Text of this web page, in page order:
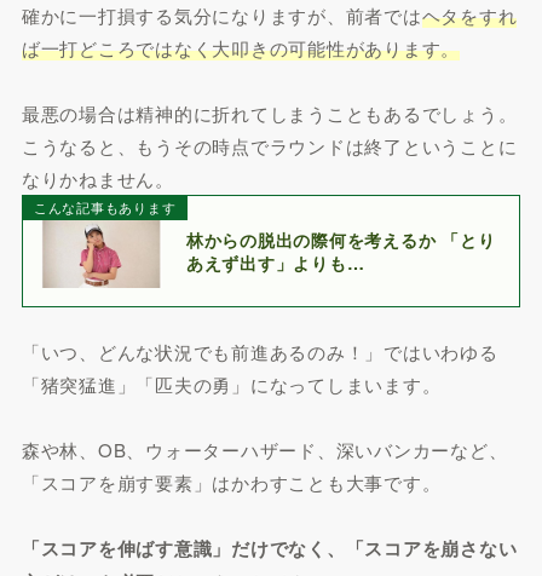
確かに一打損する気分になりますが、前者ではヘタをすれ
ば一打どころではなく大叩きの可能性があります。
最悪の場合は精神的に折れてしまうこともあるでしょう。
こうなると、もうその時点でラウンドは終了ということに
なりかねません。
こんな記事もあります
林からの脱出の際何を考えるか 「とり
あえず出す」よりも…
「いつ、どんな状況でも前進あるのみ！」ではいわゆる
「猪突猛進」「匹夫の勇」になってしまいます。
森や林、OB、ウォーターハザード、深いバンカーなど、
「スコアを崩す要素」はかわすことも大事です。
「スコアを伸ばす意識」だけでなく、「スコアを崩さない